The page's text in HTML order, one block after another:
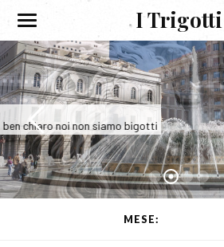
I Trigotti
I Trigotti
E sia ben chiaro noi non siamo bigotti
MESE: